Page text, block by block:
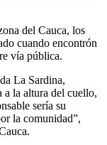
del Cauca, los
cuando encontrón
vía pública.
La Sardina,
a la altura del cuello,
sería su
la comunidad”,